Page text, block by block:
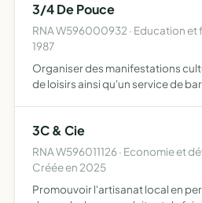
3/4 De Pouce
RNA W596000932 · Education et
1987
Organiser des manifestations
de loisirs ainsi qu'un service de
3C & Cie
RNA W596011126 · Economie et
Créée en 2025
Promouvoir l'artisanat local en